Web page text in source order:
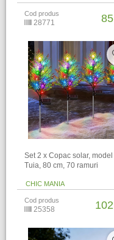
Cod produs
28771 85
Set 2 x Copac solar, model
Tuia, 80 cm, 70 ramuri
CHIC MANIA
Cod produs
25358 102